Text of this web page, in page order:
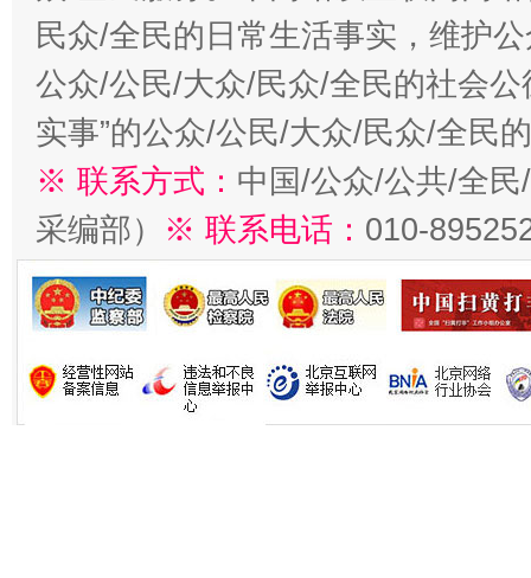
民众/全民的日常生活事实，维护
公众/公民/大众/民众/全民的社会公
实事”的公众/公民/大众/民众/全民
※ 联系方式： 中国/公众/公共/全
采编部） ※ 联系电话： 010-